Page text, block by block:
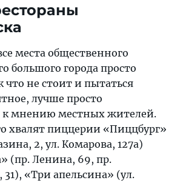
места общественного
большого города просто
что не стоит и пытаться
лучше просто
к мнению местных жителей.
хвалят пиццерии «Пиццбург»
2, ул. Комарова, 127а)
(пр. Ленина, 69, пр.
31), «Три апельсина» (ул.